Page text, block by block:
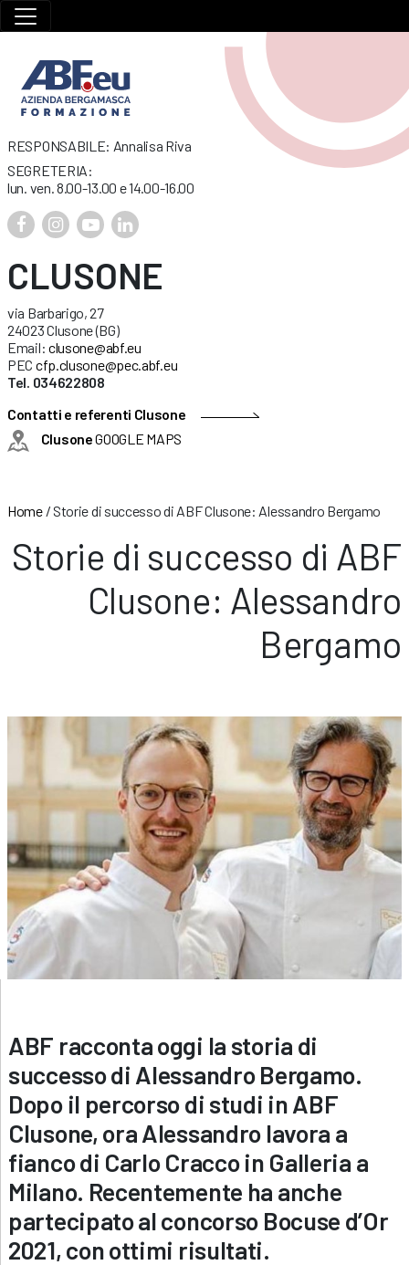
RESPONSABILE: Annalisa Riva
SEGRETERIA:
lun. ven. 8.00-13.00 e 14.00-16.00
CLUSONE
via Barbarigo, 27
24023 Clusone (BG)
Email: clusone@abf.eu
PEC cfp.clusone@pec.abf.eu
Tel. 034622808
Contatti e referenti Clusone
ClusoneGOOGLE MAPS
Home/ Storie di successo di ABF Clusone: Alessandro Bergamo
Storie di successo di ABF
Clusone: Alessandro
Bergamo
ABF racconta oggi la storia di
successo di Alessandro Bergamo.
Dopo il percorso di studi in ABF
Clusone, ora Alessandro lavora a
fianco di Carlo Cracco in Galleria a
Milano. Recentemente ha anche
partecipato al concorso Bocuse d’Or
2021, con ottimi risultati.